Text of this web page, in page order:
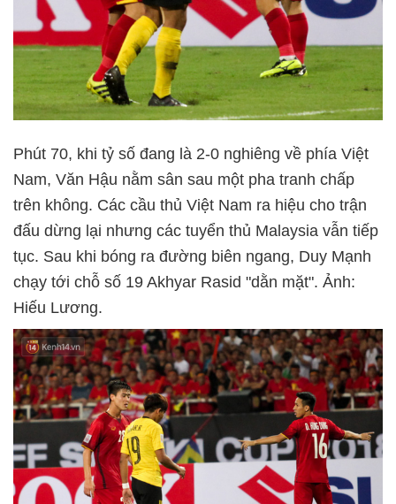
Phút 70, khi tỷ số đang là 2-0 nghiêng về phía Việt
Nam, Văn Hậu nằm sân sau một pha tranh chấp
trên không. Các cầu thủ Việt Nam ra hiệu cho trận
đấu dừng lại nhưng các tuyển thủ Malaysia vẫn tiếp
tục. Sau khi bóng ra đường biên ngang, Duy Mạnh
chạy tới chỗ số 19 Akhyar Rasid "dằn mặt". Ảnh:
Hiếu Lương.